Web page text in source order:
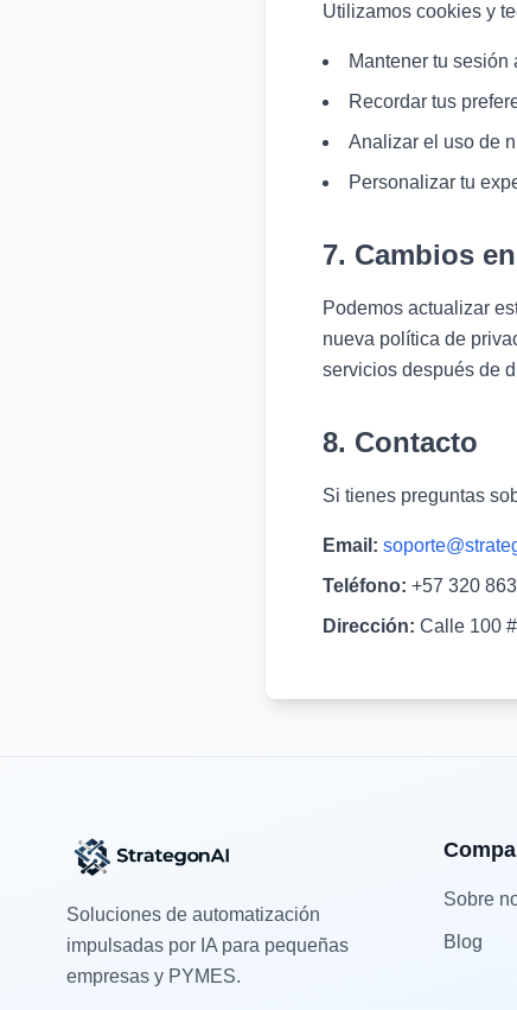
Utilizamos cookies y
Mantener tu sesión
Recordar tus
Analizar el uso de
Personalizar tu
7. Cambios
Podemos actualizar
nueva política de
servicios después de
8. Contacto
Si tienes preguntas
Email:
Teléfono: +57 320
Dirección: Calle 100
Soluciones de automatización
impulsadas por IA para pequeñas
empresas y PYMES.
Sobre
Blog